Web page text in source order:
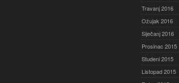
Travanj 2016
Ožujak 2016
Siječanj 2016
Prosinac 2015
Studeni 2015
Listopad 2015